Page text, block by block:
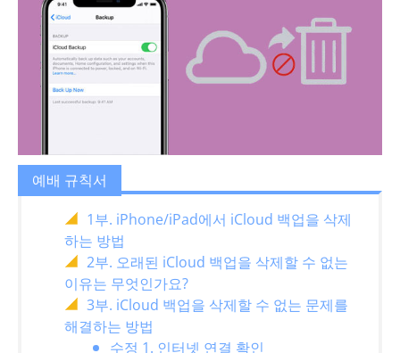
예배 규칙서
1부. iPhone/iPad에서 iCloud 백업을 삭제
하는 방법
2부. 오래된 iCloud 백업을 삭제할 수 없는
이유는 무엇인가요?
3부. iCloud 백업을 삭제할 수 없는 문제를
해결하는 방법
수정 1. 인터넷 연결 확인